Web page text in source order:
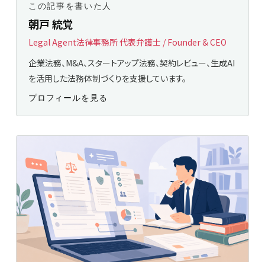
この記事を書いた人
朝戸 統覚
Legal Agent法律事務所 代表弁護士 / Founder & CEO
企業法務、M&A、スタートアップ法務、契約レビュー、生成AI
を活用した法務体制づくりを支援しています。
プロフィールを見る